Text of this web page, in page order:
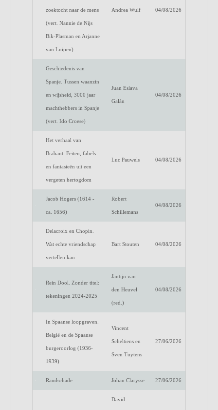
zoektocht naar de mens
(vert. Nannie de Nijs
Bik-Plasman en Arjanne
van Luipen)
Andrea Wulf 04/08/2026
Geschiedenis van
Spanje. Tussen waanzin
en wijsheid, 3000 jaar
machthebbers in Spanje
(vert. Ido Croese)
Juan Eslava
Galán
04/08/2026
Het verhaal van
Brabant. Feiten, fabels
en fantasieën uit een
vergeten hertogdom
Luc Pauwels 04/08/2026
Jacob Hogers (1614 -
ca. 1656)
Robert
Schillemans
04/08/2026
Delacroix en Chopin.
Wat echte vriendschap
vertellen kan
Bart Stouten 04/08/2026
Rein Dool. Zonder titel:
tekeningen 2024-2025
Jantijn van
den Heuvel
(red.)
04/08/2026
In Spaanse loopgraven.
België en de Spaanse
burgeroorlog (1936-
1939)
Vincent
Scheltiens en
Sven Tuytens
27/06/2026
Randschade Johan Clarysse 27/06/2026
David